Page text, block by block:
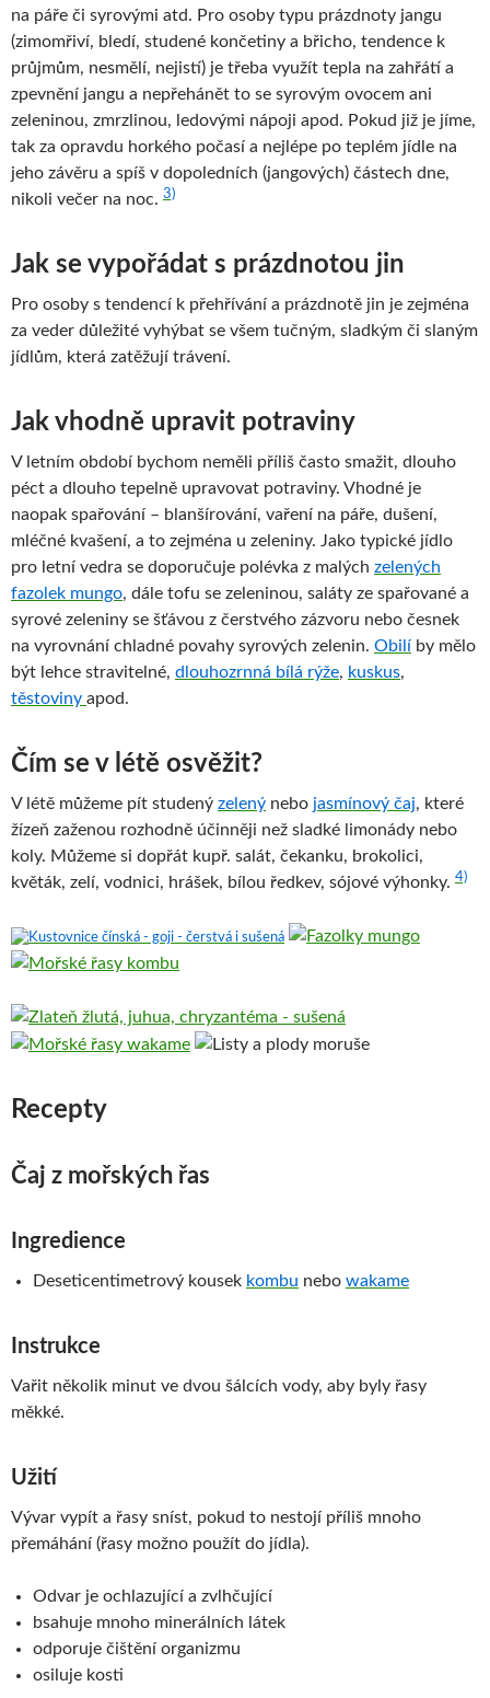
na páře či syrovými atd. Pro osoby typu prázdnoty jangu
(zimomřiví, bledí, studené končetiny a břicho, tendence k
průjmům, nesmělí, nejistí) je třeba využít tepla na zahřátí a
zpevnění jangu a nepřehánět to se syrovým ovocem ani
zeleninou, zmrzlinou, ledovými nápoji apod. Pokud již je jíme,
tak za opravdu horkého počasí a nejlépe po teplém jídle na
jeho závěru a spíš v dopoledních (jangových) částech dne,
nikoli večer na noc. 3)
Jak se vypořádat s prázdnotou jin
Pro osoby s tendencí k přehřívání a prázdnotě jin je zejména
za veder důležité vyhýbat se všem tučným, sladkým či slaným
jídlům, která zatěžují trávení.
Jak vhodně upravit potraviny
V letním období bychom neměli příliš často smažit, dlouho
péct a dlouho tepelně upravovat potraviny. Vhodné je
naopak spařování – blanšírování, vaření na páře, dušení,
mléčné kvašení, a to zejména u zeleniny. Jako typické jídlo
pro letní vedra se doporučuje polévka z malých zelených
fazolek mungo, dále tofu se zeleninou, saláty ze spařované a
syrové zeleniny se šťávou z čerstvého zázvoru nebo česnek
na vyrovnání chladné povahy syrových zelenin. Obilí by mělo
být lehce stravitelné, dlouhozrnná bílá rýže, kuskus,
těstoviny apod.
Čím se v létě osvěžit?
V létě můžeme pít studený zelený nebo jasmínový čaj, které
žízeň zaženou rozhodně účinněji než sladké limonády nebo
koly. Můžeme si dopřát kupř. salát, čekanku, brokolici,
květák, zelí, vodnici, hrášek, bílou ředkev, sójové výhonky. 4)
Recepty
Čaj z mořských řas
Ingredience
Deseticentimetrový kousek kombu nebo wakame
Instrukce
Vařit několik minut ve dvou šálcích vody, aby byly řasy
měkké.
Užití
Vývar vypít a řasy sníst, pokud to nestojí příliš mnoho
přemáhání (řasy možno použít do jídla).
Odvar je ochlazující a zvlhčující
bsahuje mnoho minerálních látek
odporuje čištění organizmu
osiluje kosti